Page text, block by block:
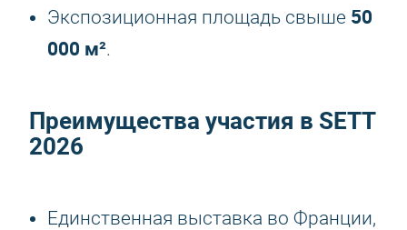
Экспозиционная площадь свыше 50
000 м².
Преимущества участия в SETT
2026
Единственная выставка во Франции,